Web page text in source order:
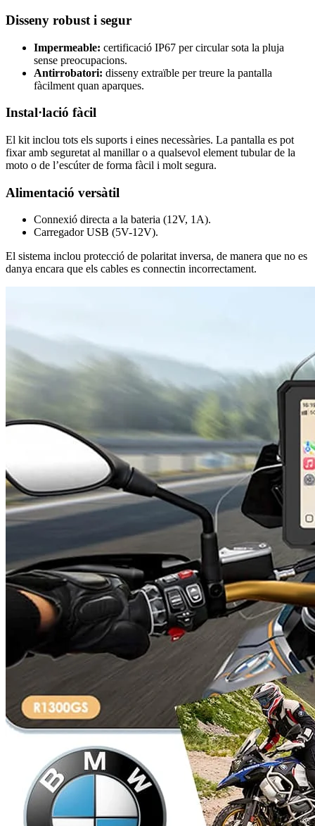
Disseny robust i segur
Impermeable: certificació IP67 per circular sota la pluja
sense preocupacions.
Antirrobatori: disseny extraïble per treure la pantalla
fàcilment quan aparques.
Instal·lació fàcil
El kit inclou tots els suports i eines necessàries. La pantalla es pot
fixar amb seguretat al manillar o a qualsevol element tubular de la
moto o de l’escúter de forma fàcil i molt segura.
Alimentació versàtil
Connexió directa a la bateria (12V, 1A).
Carregador USB (5V-12V).
El sistema inclou protecció de polaritat inversa, de manera que no es
danya encara que els cables es connectin incorrectament.